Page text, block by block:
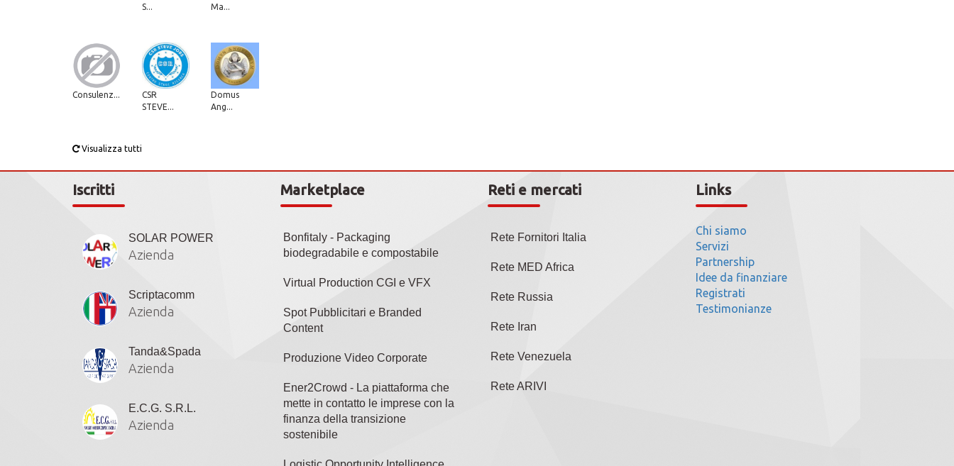
S...
Ma...
Consulenz...
CSR
STEVE...
Domus
Ang...
Visualizza tutti
Iscritti
SOLAR POWER
Azienda
Scriptacomm
Azienda
Tanda&Spada
Azienda
E.C.G. S.R.L.
Azienda
Marketplace
Bonfitaly - Packaging
biodegradabile e compostabile
Virtual Production CGI e VFX
Spot Pubblicitari e Branded
Content
Produzione Video Corporate
Ener2Crowd - La piattaforma che
mette in contatto le imprese con la
finanza della transizione
sostenibile
Reti e mercati
Rete Fornitori Italia
Rete MED Africa
Rete Russia
Rete Iran
Rete Venezuela
Rete ARIVI
Links
Chi siamo
Servizi
Partnership
Idee da finanziare
Registrati
Testimonianze